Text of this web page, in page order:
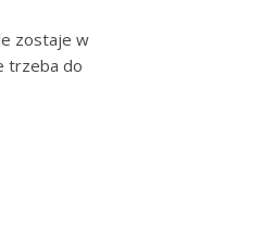
zostaje w
trzeba do